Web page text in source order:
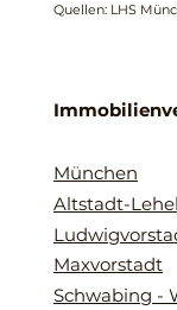
Quellen: LHS
München
Altstadt-Lehel
Maxvorstadt
Schwabing -